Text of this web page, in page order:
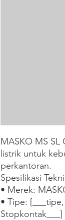
MASKO MS SL
listrik untuk
perkantoran.
Spesifikasi
• Merek:
• Tipe:
Stopkontak___]